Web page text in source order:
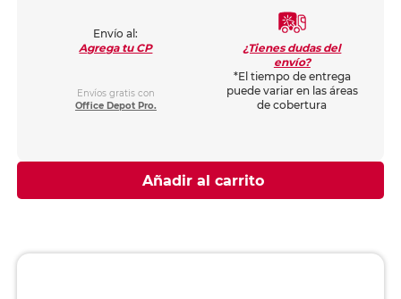
Envío al:
Agrega tu CP
Envíos gratis con
Office Depot Pro.
¿Tienes dudas del
envío?
*El tiempo de entrega
puede variar en las áreas
de cobertura
Añadir al carrito